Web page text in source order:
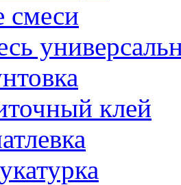
смеси
клей